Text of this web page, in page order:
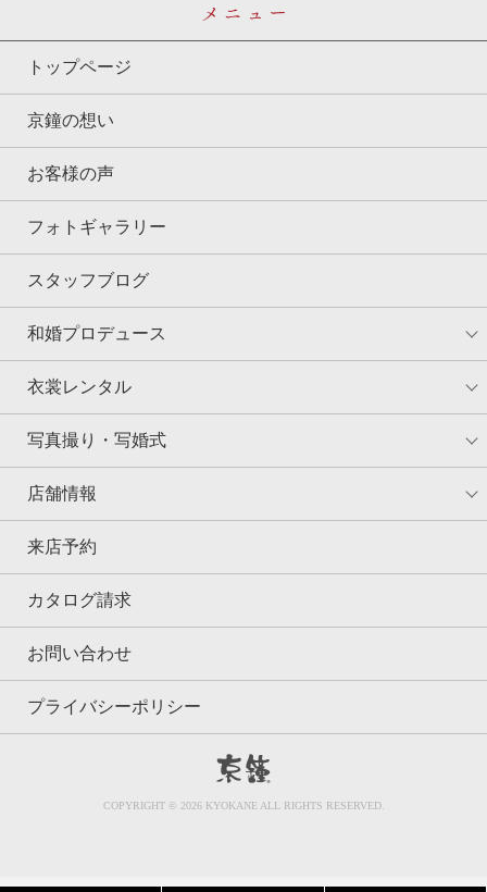
トップページ
京鐘の想い
お客様の声
フォトギャラリー
スタッフブログ
和婚プロデュース
衣裳レンタル
写真撮り・写婚式
店舗情報
来店予約
カタログ請求
お問い合わせ
プライバシーポリシー
COPYRIGHT © 2026 KYOKANE ALL RIGHTS RESERVED.